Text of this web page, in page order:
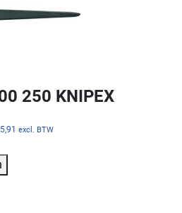
250 KNIPEX
excl. BTW